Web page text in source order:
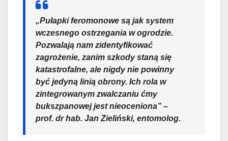
„Pułapki feromonowe są jak system
wczesnego ostrzegania w ogrodzie.
Pozwalają nam zidentyfikować
zagrożenie, zanim szkody staną się
katastrofalne, ale nigdy nie powinny
być jedyną linią obrony. Ich rola w
zintegrowanym zwalczaniu ćmy
bukszpanowejjest nieoceniona” –
prof. dr hab. Jan Zieliński, entomolog.